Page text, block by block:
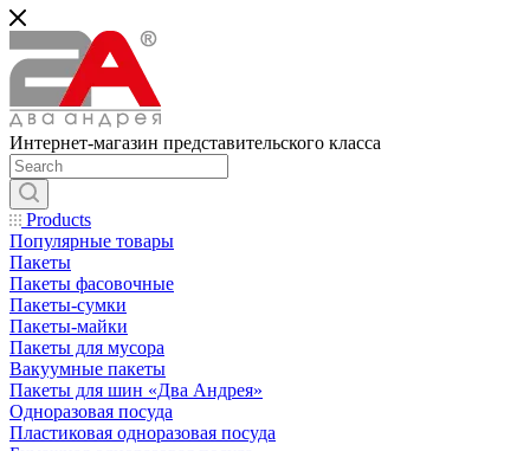
Интернет-магазин представительского класса
Products
Популярные товары
Пакеты
Пакеты фасовочные
Пакеты-сумки
Пакеты-майки
Пакеты для мусора
Вакуумные пакеты
Пакеты для шин «Два Андрея»
Одноразовая посуда
Пластиковая одноразовая посуда